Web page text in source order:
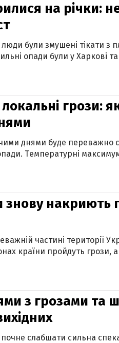
на річки:
були змушені тікати з
опади були у Харкові та
локальні грози:
днями буде переважно
Температурні
знову накриють
частині території
країни пройдуть грози,
з грозами та
слабшати сильна